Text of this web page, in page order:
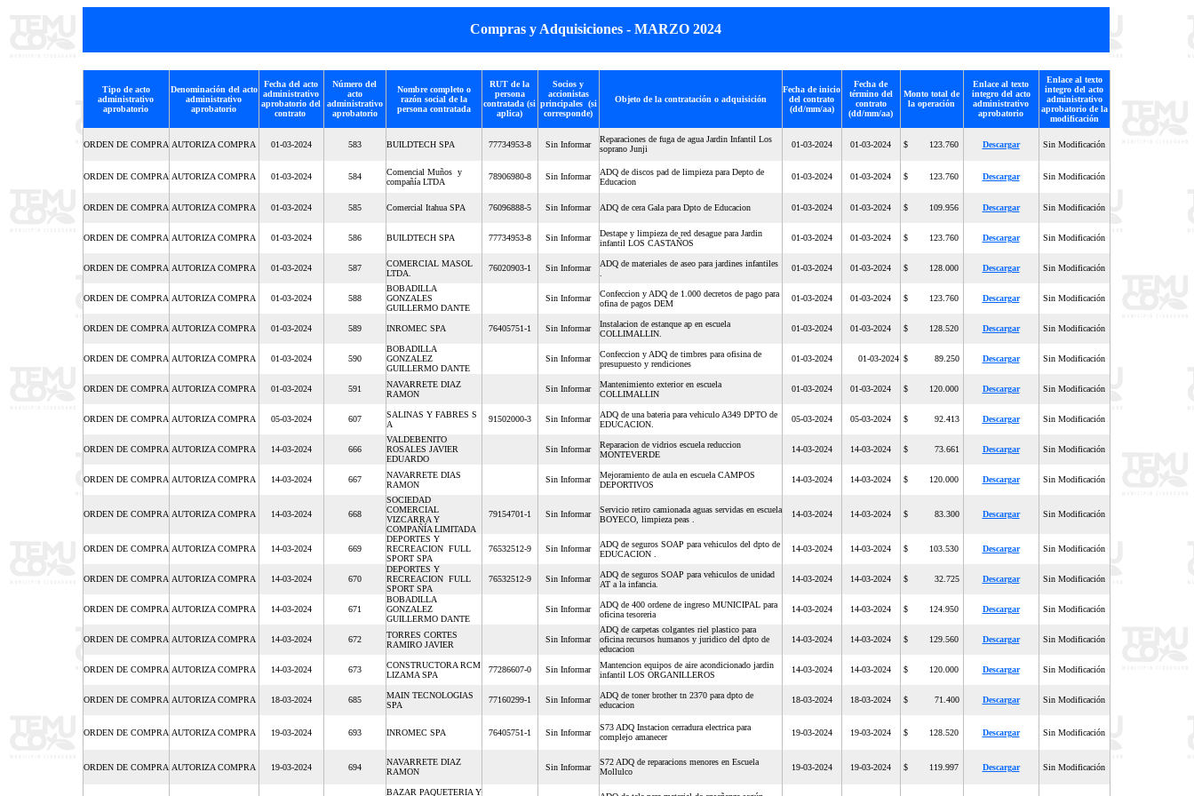
Compras y Adquisiciones - MARZO 2024
Tipo de acto
administrativo
aprobatorio
Denominación del acto
administrativo
aprobatorio
Fecha del acto
administrativo
aprobatorio del
contrato
Número del
acto
administrativo
aprobatorio
Nombre completo o
razón social de la
persona contratada
RUT de la
persona
contratada (si
aplica)
Socios y
accionistas
principales (si
corresponde)
Objeto de la contratación o adquisición
Fecha de inicio
del contrato
(dd/mm/aa)
Fecha de
término del
contrato
(dd/mm/aa)
Monto total de
la operación
Enlace al texto
integro del acto
administrativo
aprobatorio
Enlace al texto
integro del acto
administrativo
aprobatorio de la
modificación
ORDEN DE COMPRA AUTORIZA COMPRA 01-03-2024 583 BUILDTECH SPA 77734953-8 Sin Informar
Reparaciones de fuga de agua Jardin Infantil Los
soprano Junji
01-03-2024 01-03-2024 $ 123.760 Descargar Sin Modificación
ORDEN DE COMPRA AUTORIZA COMPRA 01-03-2024 584
Comencial Muños y
compañía LTDA
78906980-8 Sin Informar
ADQ de discos pad de limpieza para Depto de
Educacion
01-03-2024 01-03-2024 $ 123.760 Descargar Sin Modificación
ORDEN DE COMPRA AUTORIZA COMPRA 01-03-2024 585 Comercial Itahua SPA 76096888-5 Sin Informar ADQ de cera Gala para Dpto de Educacion 01-03-2024 01-03-2024 $ 109.956 Descargar Sin Modificación
ORDEN DE COMPRA AUTORIZA COMPRA 01-03-2024 586 BUILDTECH SPA 77734953-8 Sin Informar
Destape y limpieza de red desague para Jardin
infantil LOS CASTAÑOS
01-03-2024 01-03-2024 $ 123.760 Descargar Sin Modificación
ORDEN DE COMPRA AUTORIZA COMPRA 01-03-2024 587
COMERCIAL MASOL
LTDA.
76020903-1 Sin Informar
ADQ de materiales de aseo para jardines infantiles
01-03-2024 01-03-2024 $ 128.000 Descargar Sin Modificación
ORDEN DE COMPRA AUTORIZA COMPRA 01-03-2024 588
BOBADILLA
GONZALES
GUILLERMO DANTE
Sin Informar
Confeccion y ADQ de 1.000 decretos de pago para
ofina de pagos DEM
01-03-2024 01-03-2024 $ 123.760 Descargar Sin Modificación
ORDEN DE COMPRA AUTORIZA COMPRA 01-03-2024 589 INROMEC SPA 76405751-1 Sin Informar
Instalacion de estanque ap en escuela
COLLIMALLIN.
01-03-2024 01-03-2024 $ 128.520 Descargar Sin Modificación
ORDEN DE COMPRA AUTORIZA COMPRA 01-03-2024 590
BOBADILLA
GONZALEZ
GUILLERMO DANTE
Sin Informar
Confeccion y ADQ de timbres para ofisina de
presupuesto y rendiciones
01-03-2024 01-03-2024 $ 89.250 Descargar Sin Modificación
ORDEN DE COMPRA AUTORIZA COMPRA 01-03-2024 591
NAVARRETE DIAZ
RAMON
Sin Informar
Mantenimiento exterior en escuela
COLLIMALLIN
01-03-2024 01-03-2024 $ 120.000 Descargar Sin Modificación
ORDEN DE COMPRA AUTORIZA COMPRA 05-03-2024 607
SALINAS Y FABRES S
A
91502000-3 Sin Informar
ADQ de una bateria para vehiculo A349 DPTO de
EDUCACION.
05-03-2024 05-03-2024 $ 92.413 Descargar Sin Modificación
ORDEN DE COMPRA AUTORIZA COMPRA 14-03-2024 666
VALDEBENITO
ROSALES JAVIER
EDUARDO
Sin Informar
Reparacion de vidrios escuela reduccion
MONTEVERDE
14-03-2024 14-03-2024 $ 73.661 Descargar Sin Modificación
ORDEN DE COMPRA AUTORIZA COMPRA 14-03-2024 667
NAVARRETE DIAS
RAMON
Sin Informar
Mejoramiento de aula en escuela CAMPOS
DEPORTIVOS
14-03-2024 14-03-2024 $ 120.000 Descargar Sin Modificación
ORDEN DE COMPRA AUTORIZA COMPRA 14-03-2024 668
SOCIEDAD
COMERCIAL
VIZCARRA Y
COMPAÑÍA LIMITADA
79154701-1 Sin Informar
Servicio retiro camionada aguas servidas en escuela
BOYECO, limpieza peas .
14-03-2024 14-03-2024 $ 83.300 Descargar Sin Modificación
ORDEN DE COMPRA AUTORIZA COMPRA 14-03-2024 669
DEPORTES Y
RECREACION FULL
SPORT SPA
76532512-9 Sin Informar
ADQ de seguros SOAP para vehiculos del dpto de
EDUCACION .
14-03-2024 14-03-2024 $ 103.530 Descargar Sin Modificación
ORDEN DE COMPRA AUTORIZA COMPRA 14-03-2024 670
DEPORTES Y
RECREACION FULL
SPORT SPA
76532512-9 Sin Informar
ADQ de seguros SOAP para vehiculos de unidad
AT a la infancia.
14-03-2024 14-03-2024 $ 32.725 Descargar Sin Modificación
ORDEN DE COMPRA AUTORIZA COMPRA 14-03-2024 671
BOBADILLA
GONZALEZ
GUILLERMO DANTE
Sin Informar
ADQ de 400 ordene de ingreso MUNICIPAL para
oficina tesoreria
14-03-2024 14-03-2024 $ 124.950 Descargar Sin Modificación
ORDEN DE COMPRA AUTORIZA COMPRA 14-03-2024 672
TORRES CORTES
RAMIRO JAVIER
Sin Informar
ADQ de carpetas colgantes riel plastico para
oficina recursos humanos y juridico del dpto de
educacion
14-03-2024 14-03-2024 $ 129.560 Descargar Sin Modificación
ORDEN DE COMPRA AUTORIZA COMPRA 14-03-2024 673
CONSTRUCTORA RCM
LIZAMA SPA
77286607-0 Sin Informar
Mantencion equipos de aire acondicionado jardin
infantil LOS ORGANILLEROS
14-03-2024 14-03-2024 $ 120.000 Descargar Sin Modificación
ORDEN DE COMPRA AUTORIZA COMPRA 18-03-2024 685
MAIN TECNOLOGIAS
SPA
77160299-1 Sin Informar
ADQ de toner brother tn 2370 para dpto de
educacion
18-03-2024 18-03-2024 $ 71.400 Descargar Sin Modificación
ORDEN DE COMPRA AUTORIZA COMPRA 19-03-2024 693 INROMEC SPA 76405751-1 Sin Informar
S73 ADQ Instacion cerradura electrica para
complejo amanecer
19-03-2024 19-03-2024 $ 128.520 Descargar Sin Modificación
ORDEN DE COMPRA AUTORIZA COMPRA 19-03-2024 694
NAVARRETE DIAZ
RAMON
Sin Informar
S72 ADQ de reparacions menores en Escuela
Mollulco
19-03-2024 19-03-2024 $ 119.997 Descargar Sin Modificación
BAZAR PAQUETERIA Y